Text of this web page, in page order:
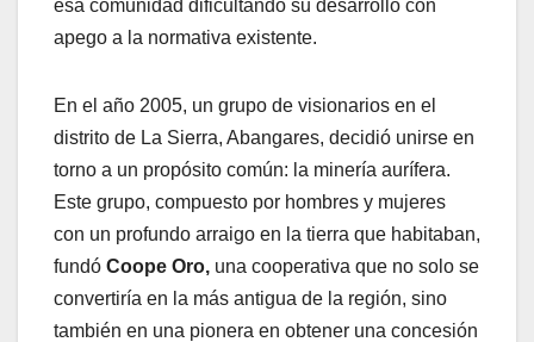
esa comunidad dificultando su desarrollo con
apego a la normativa existente.
En el año 2005, un grupo de visionarios en el
distrito de La Sierra, Abangares, decidió unirse en
torno a un propósito común: la minería aurífera.
Este grupo, compuesto por hombres y mujeres
con un profundo arraigo en la tierra que habitaban,
fundó Coope Oro, una cooperativa que no solo se
convertiría en la más antigua de la región, sino
también en una pionera en obtener una concesión